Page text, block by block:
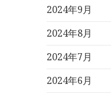
2024年9月
2024年8月
2024年7月
2024年6月